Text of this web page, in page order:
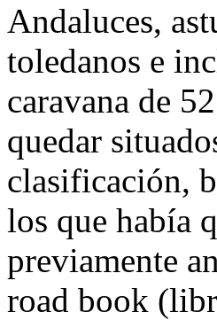
Andaluces,
toledanos e
caravana de
quedar
clasificación,
los que había
previamente
road book